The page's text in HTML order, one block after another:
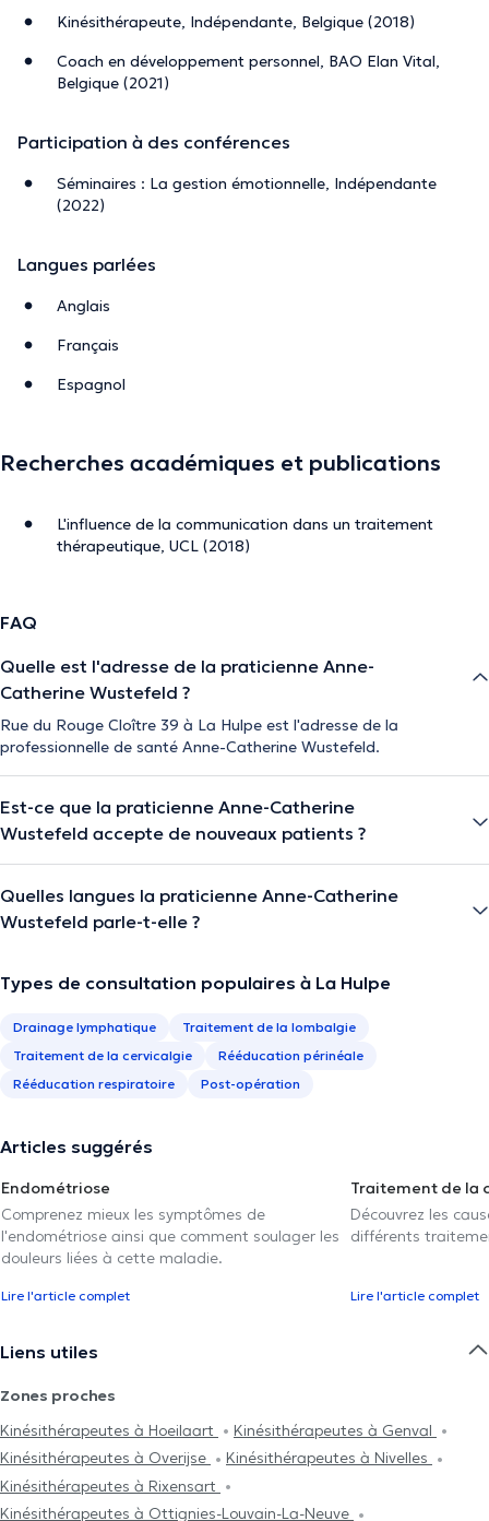
Kinésithérapeute, Indépendante, Belgique (2018)
Coach en développement personnel, BAO Elan Vital,
Belgique (2021)
Participation à des conférences
Séminaires : La gestion émotionnelle, Indépendante
(2022)
Langues parlées
Anglais
Français
Espagnol
Recherches académiques et publications
L'influence de la communication dans un traitement
thérapeutique, UCL (2018)
FAQ
Quelle est l'adresse de la praticienne Anne-
Catherine Wustefeld ?
Rue du Rouge Cloître 39 à La Hulpe est l'adresse de la
professionnelle de santé Anne-Catherine Wustefeld.
Est-ce que la praticienne Anne-Catherine
Wustefeld accepte de nouveaux patients ?
Quelles langues la praticienne Anne-Catherine
Wustefeld parle-t-elle ?
Types de consultation populaires à La Hulpe
Drainage lymphatique
Traitement de la lombalgie
Traitement de la cervicalgie
Rééducation périnéale
Rééducation respiratoire
Post-opération
Articles suggérés
Endométriose
Comprenez mieux les symptômes de
l'endométriose ainsi que comment soulager les
douleurs liées à cette maladie.
Lire l'article complet
Traitement de la
Découvrez les
différents
Lire l'article complet
Liens utiles
Zones proches
Kinésithérapeutes à Hoeilaart
Kinésithérapeutes à Genval
Kinésithérapeutes à Overijse
Kinésithérapeutes à Nivelles
Kinésithérapeutes à Rixensart
Kinésithérapeutes à Ottignies-Louvain-La-Neuve